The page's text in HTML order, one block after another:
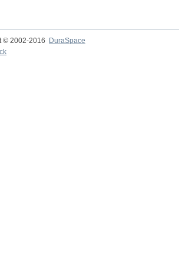
© 2002-2016
DuraSpace